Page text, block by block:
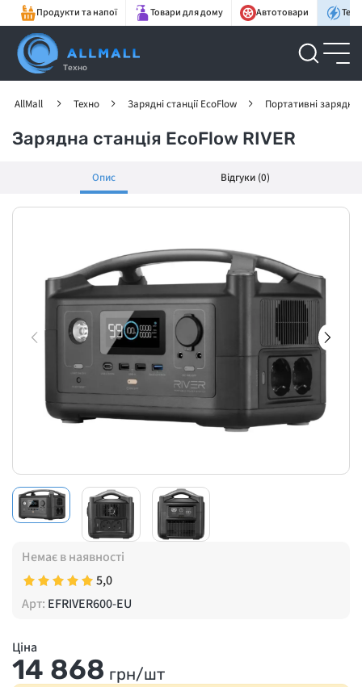
Продукти та напої Товари для дому Автотовари
Техно
AllMall Техно Зарядні станції EcoFlow Портативні зарядні
Зарядна станція EcoFlow RIVER
Опис Відгуки (0)
Немає в наявності
5,0
Арт: EFRIVER600-EU
Ціна
14 868 грн/шт